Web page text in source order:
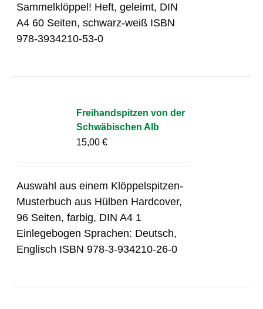
Sammelklöppel! Heft, geleimt, DIN
A4 60 Seiten, schwarz-weiß ISBN
978-3934210-53-0
Freihandspitzen von der
Schwäbischen Alb
15,00€
Auswahl aus einem Klöppelspitzen-
Musterbuch aus Hülben Hardcover,
96 Seiten, farbig, DIN A4 1
Einlegebogen Sprachen: Deutsch,
Englisch ISBN 978-3-934210-26-0